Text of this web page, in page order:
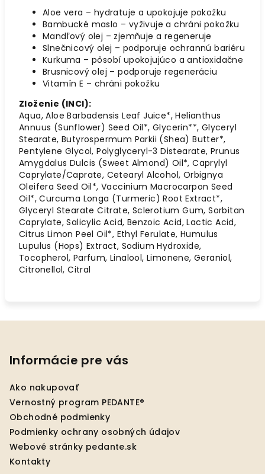
Aloe vera – hydratuje a upokojuje pokožku
Bambucké maslo – vyživuje a chráni pokožku
Mandľový olej – zjemňuje a regeneruje
Slnečnicový olej – podporuje ochrannú bariéru
Kurkuma – pôsobí upokojujúco a antioxidačne
Brusnicový olej – podporuje regeneráciu
Vitamín E – chráni pokožku
Zloženie (INCI):
Aqua, Aloe Barbadensis Leaf Juice*, Helianthus
Annuus (Sunflower) Seed Oil*, Glycerin**, Glyceryl
Stearate, Butyrospermum Parkii (Shea) Butter*,
Pentylene Glycol, Polyglyceryl-3 Distearate, Prunus
Amygdalus Dulcis (Sweet Almond) Oil*, Caprylyl
Caprylate/Caprate, Cetearyl Alcohol, Orbignya
Oleifera Seed Oil*, Vaccinium Macrocarpon Seed
Oil*, Curcuma Longa (Turmeric) Root Extract*,
Glyceryl Stearate Citrate, Sclerotium Gum, Sorbitan
Caprylate, Salicylic Acid, Benzoic Acid, Lactic Acid,
Citrus Limon Peel Oil*, Ethyl Ferulate, Humulus
Lupulus (Hops) Extract, Sodium Hydroxide,
Tocopherol, Parfum, Linalool, Limonene, Geraniol,
Citronellol, Citral
Informácie pre vás
Ako nakupovať
Vernostný program PEDANTE®
Obchodné podmienky
Podmienky ochrany osobných údajov
Webové stránky pedante.sk
Kontakty